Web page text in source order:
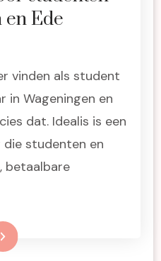
en Ede
vinden als student
in Wageningen en
dat. Idealis is een
studenten en
betaalbare